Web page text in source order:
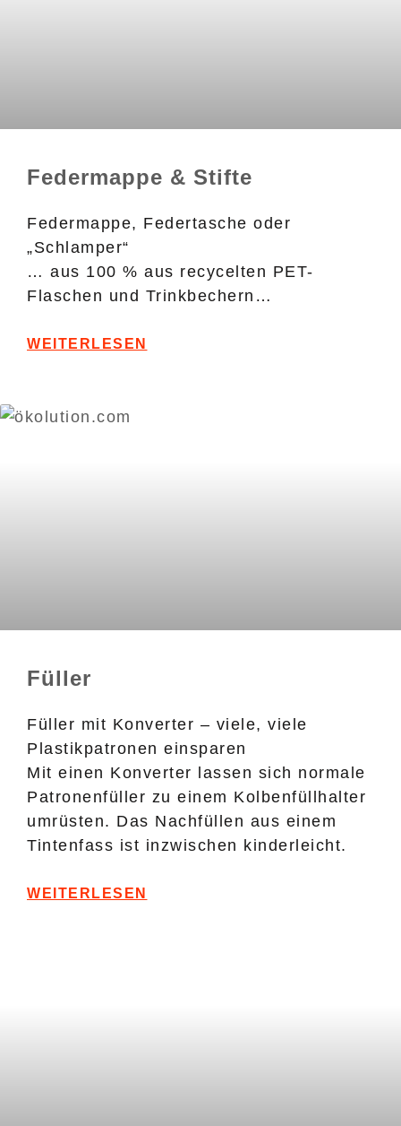
Federmappe & Stifte
Federmappe, Federtasche oder
„Schlamper“
… aus 100 % aus recycelten PET-
Flaschen und Trinkbechern…
WEITERLESEN
Füller
Füller mit Konverter – viele, viele
Plastikpatronen einsparen
Mit einen Konverter lassen sich normale
Patronenfüller zu einem Kolbenfüllhalter
umrüsten. Das Nachfüllen aus einem
Tintenfass ist inzwischen kinderleicht.
WEITERLESEN